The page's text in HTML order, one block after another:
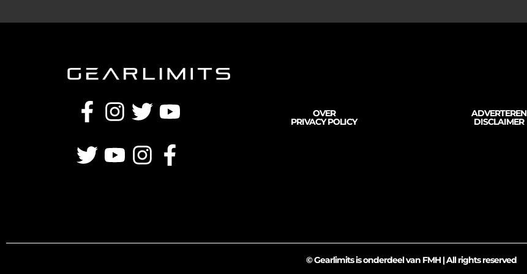
OVER
PRIVACY POLICY
ADVERTEREN
DISCLAIMER
© Gearlimits is onderdeel van FMH | All rights reserved